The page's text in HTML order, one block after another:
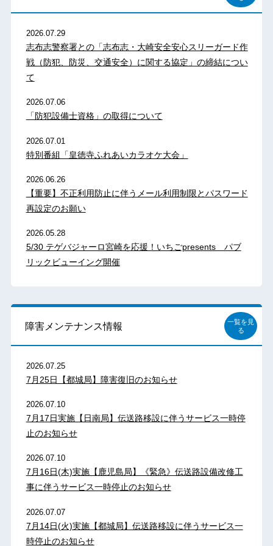
2026.07.29
志布志警察署との「志布志・大崎安全安心スリーガード作
戦（防犯、防災、交通安全）に関する協定」の締結につい
て
2026.07.06
「防犯設備士資格」の取得について
2026.07.01
特別番組「皇徳寺ふれあいカラオケ大会」
2026.06.26
【重要】不正利用防止に伴うメール利用制限とパスワード
再設定のお願い
2026.05.28
5/30 テゲバジャーロ宮崎を応援！いちごpresents パブ
リックビューイング開催
障害メンテナンス情報
一覧を見
る
2026.07.25
7月25日【都城局】障害復旧のお知らせ
2026.07.10
7月17日実施【日南局】伝送路移設に伴うサービス一時停
止のお知らせ
2026.07.10
7月16日(木)実施【鹿児島局】《緊急》伝送路設備改修工
事に伴うサービス一時停止のお知らせ
2026.07.07
7月14日(火)実施【都城局】伝送路移設に伴うサービス一
時停止のお知らせ